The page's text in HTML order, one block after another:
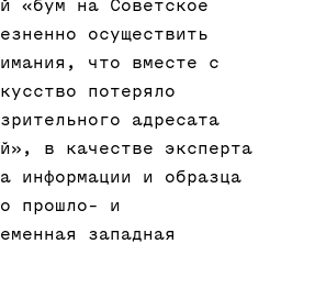
«бум на Советское
осуществить
что вместе с
потеряло
адресата
в качестве эксперта
информации и образца
прошло- и
западная